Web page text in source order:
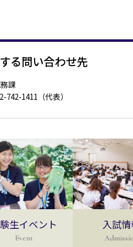
る問い合わせ先
課
1411（代表）
生イベント
Event
入試